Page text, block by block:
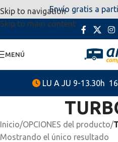
Skip to navigation
Skip to main content
estaremos disponibles.
MENÚ
LU A JU 9-13.30h
Inicio/OPCIONES del producto/
Mostrando el único resultado
Envío gratis a